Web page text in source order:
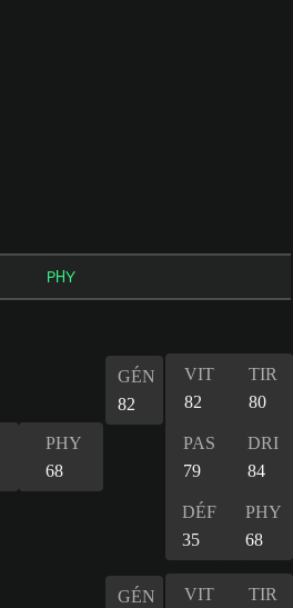
PHY
PHY
68
GÉN
82
VIT
82
TIR
80
PAS
79
DRI
84
DÉF
35
PHY
68
GÉN
VIT
TIR